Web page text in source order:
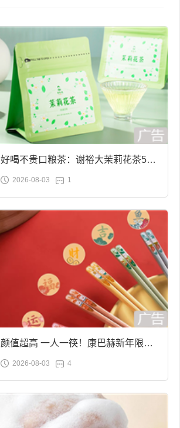
好喝不贵口粮茶：谢裕大茉莉花茶50g
袋装9.9元到手
2026-08-03 1
颜值超高 一人一筷！康巴赫新年限定
合金筷子大促：19.9元
2026-08-03 4